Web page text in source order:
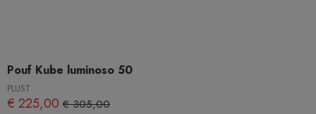
Pouf Kube luminoso 50
PLUST
€ 225,00 € 305,00